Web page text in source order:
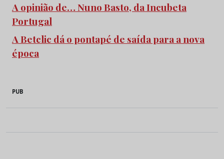
A opinião de… Nuno Basto, da Incubeta
Portugal
A Betclic dá o pontapé de saída para a nova
época
PUB